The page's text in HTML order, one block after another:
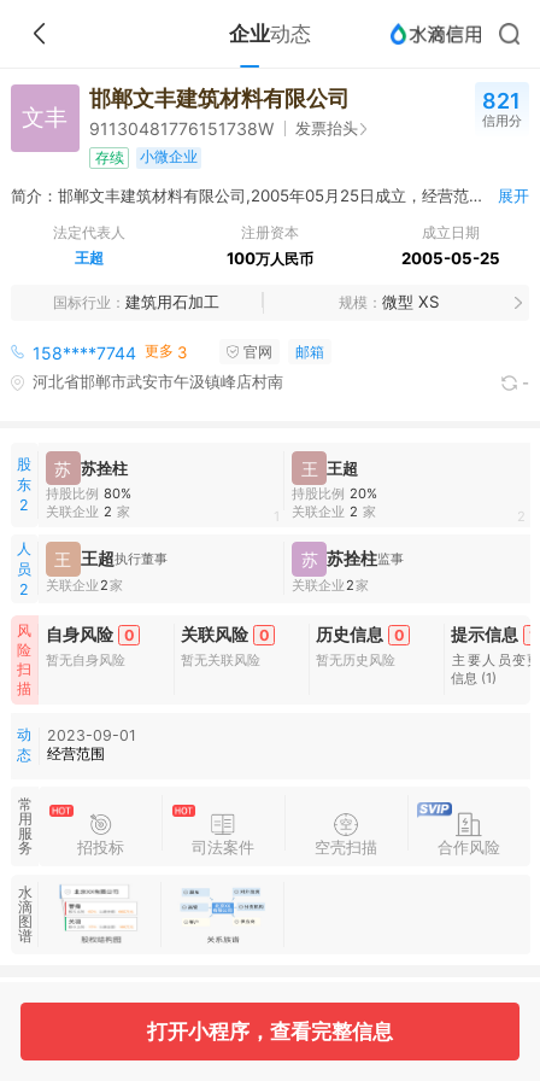
企业动态
文丰
邯郸文丰建筑材料有限公司
91130481776151738W 发票抬头
存续 小微企业
821
信用分
简介：邯郸文丰建筑材料有限公司,2005年05月25日成立，经营范围包括一般项目：建筑材料销售。（除依法须经批准的项目外，凭营业执照依法自主开展经营活动） 展开
法定代表人
王超
注册资本
100万人民币
成立日期
2005-05-25
国标行业 建筑用石加工 规模 微型 XS
158****7744 更多 3 官网 邮箱
河北省邯郸市武安市午汲镇峰店村南 -
股
东
2
苏 苏拴柱
持股比例 80%
关联企业 2 家 1
王 王超
持股比例 20%
关联企业 2 家 2
人
员
2
王 王超执行董事
关联企业2家
苏 苏拴柱监事
关联企业2家
风
险
扫
描
自身风险 0
暂无自身风险
关联风险 0
暂无关联风险
历史信息 0
暂无历史风险
提示信息 1
主要人员变
信息 (1)
动
态
2023-09-01
经营范围
常
用
服
务
招投标 司法案件 空壳扫描 合作风险
水
滴
图
谱
基本信息
打开小程序，查看完整信息